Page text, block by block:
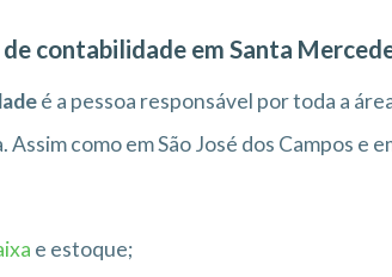
contabilidade em Santa
é a pessoa responsável por toda a
como em São José dos Campos e
e estoque;